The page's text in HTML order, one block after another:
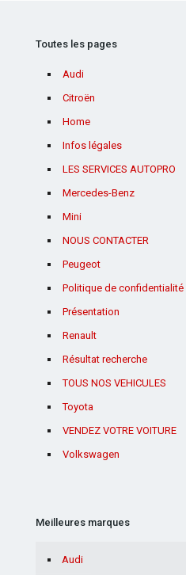
Toutes les pages
Audi
Citroën
Home
Infos légales
LES SERVICES AUTOPRO
Mercedes-Benz
Mini
NOUS CONTACTER
Peugeot
Politique de confidentialité
Présentation
Renault
Résultat recherche
TOUS NOS VEHICULES
Toyota
VENDEZ VOTRE VOITURE
Volkswagen
Meilleures marques
Audi